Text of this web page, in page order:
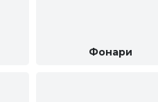
Фонари